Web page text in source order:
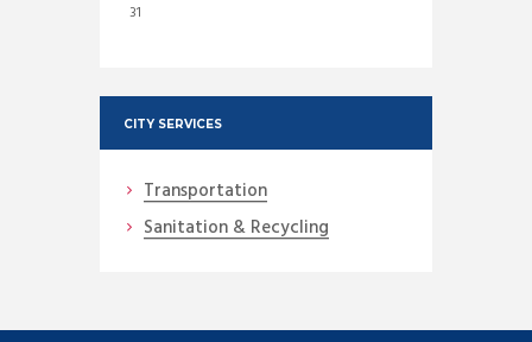
31
CITY SERVICES
Transportation
Sanitation & Recycling